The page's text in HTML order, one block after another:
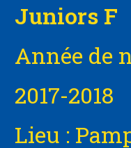
Juniors F
Année de
2017-2018
Lieu :